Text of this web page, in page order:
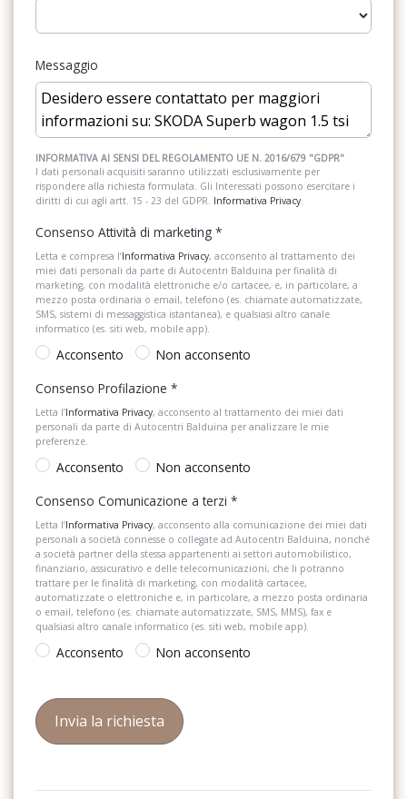
ESS / Emergency Stop Signal
Fari con accensione automatica
Fari posteriori a led
Freno di stazionamento elettrico
Illuminazione abitacolo
Illuminazione ambientale
Inserti in acciaio esterni
Interni in tessuto
Kit emergenza
Kit riparazione pneumatici / tirefit
Listelli sottoporta
Lunotto apribile
Pacchetto sicurezza
Partenza in salita assistita
Personalizzazioni Linea e Stile
Poggiatesta anteriori regolabili
Portabicchiere
Radio DAB
Retrovisore interno anabbagliante
Bluetooth
Bracciolo centrale anteriore regolabile con vano jumbo box
Bracciolo posteriore con portavivande
Cappelliera avvolgibile elettricamente
Cerchi in lega mintaka 7,5 j x 17
Chiusura centralizzata con telecomando - 3 chiavi
Climatronic a tre zone - conducente, passeggero anteriore,
passeggeri posteriori
Cornice della calandra in colore unique dark chrome
Cromature sui listelli della calandra anteriore
Crossroad assist - segnalazione dei veicoli e ciclisti che
sopraggiungono perpendicolarmente alla vettura con frenata di
emergenza
Design selection loft
Disattivazione airbag passeggero
Divano posteriore non sdoppiabile, schienale divisibile e
ribaltabile (60/40)
Elementi cargo nel vano bagagli
Emergency assist - sistema di monitoraggio dell&apos;attività del
Esbs
Messaggio
INFORMATIVA AI SENSI DEL REGOLAMENTO UE N. 2016/679 "GDPR"
I dati personali acquisiti saranno utilizzati esclusivamente per
rispondere alla richiesta formulata. Gli Interessati possono esercitare i
diritti di cui agli artt. 15 - 23 del GDPR. Informativa Privacy
Consenso Attività di marketing *
Letta e compresa l’Informativa Privacy, acconsento al trattamento dei
miei dati personali da parte di Autocentri Balduina per finalità di
marketing, con modalità elettroniche e/o cartacee, e, in particolare, a
mezzo posta ordinaria o email, telefono (es. chiamate automatizzate,
SMS, sistemi di messaggistica istantanea), e qualsiasi altro canale
informatico (es. siti web, mobile app).
Acconsento
Non acconsento
Consenso Profilazione *
Letta l’Informativa Privacy, acconsento al trattamento dei miei dati
personali da parte di Autocentri Balduina per analizzare le mie
preferenze.
Acconsento
Non acconsento
Consenso Comunicazione a terzi *
Letta l’Informativa Privacy, acconsento alla comunicazione dei miei dati
personali a società connesse o collegate ad Autocentri Balduina, nonché
a società partner della stessa appartenenti ai settori automobilistico,
finanziario, assicurativo e delle telecomunicazioni, che li potranno
trattare per le finalità di marketing, con modalità cartacee,
automatizzate o elettroniche e, in particolare, a mezzo posta ordinaria
o email, telefono (es. chiamate automatizzate, SMS, MMS), fax e
qualsiasi altro canale informatico (es. siti web, mobile app).
Acconsento Non acconsento